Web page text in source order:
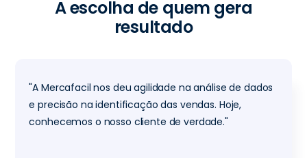
A escolha de quem gera
resultado
"A Mercafacil nos deu agilidade na análise de dados
e precisão na identificação das vendas. Hoje,
conhecemos o nosso cliente de verdade."